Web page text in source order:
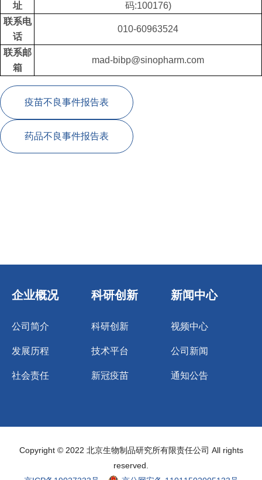
址
码:100176)
联系电
话
010-60963524
联系邮
箱
mad-bibp@sinopharm.com
疫苗不良事件报告表
药品不良事件报告表
企业概况
公司简介
发展历程
社会责任
科研创新
科研创新
技术平台
新冠疫苗
新闻中心
视频中心
公司新闻
通知公告
Copyright © 2022 北京生物制品研究所有限责任公司 All rights
reserved.